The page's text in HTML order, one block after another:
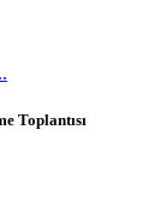
Toplantısı